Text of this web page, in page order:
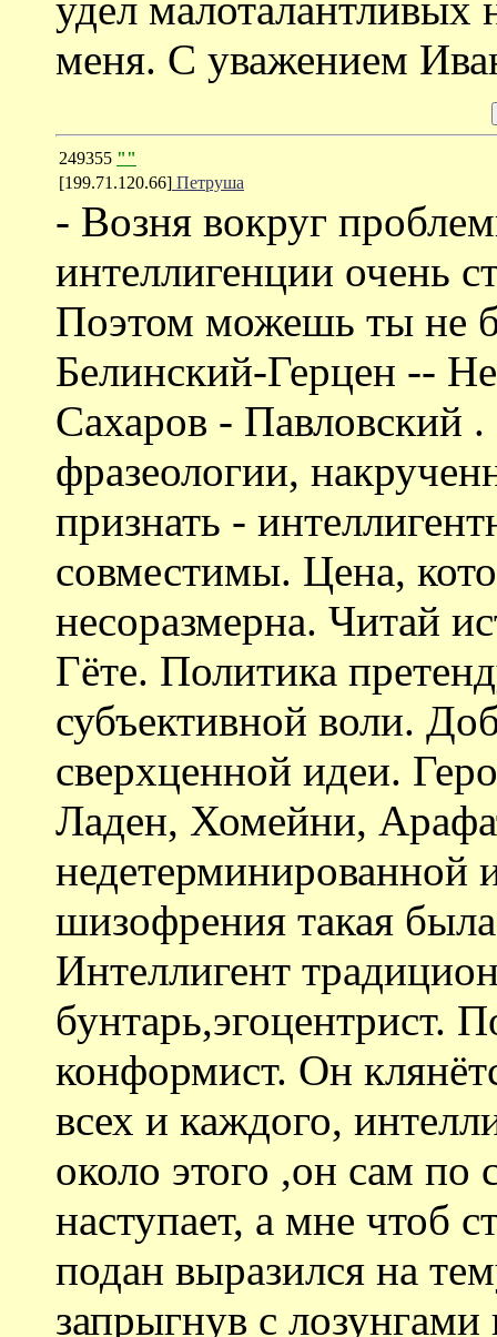
меня. С уважением
249355 ""
[199.71.120.66] Петруша
- Возня вокруг
интеллигенции очень
Поэтом можешь ты не
Белинский-Герцен --
Сахаров - Павловский .
фразеологии,
признать -
совместимы. Цена,
неcоразмерна. Читай
Гёте. Политика
субъективной воли.
сверхценной идеи.
Ладен, Хомейни,
недетерминированной
шизофрения такая
Интеллигент
бунтарь,эгоцентрист.
конформист. Он
всех и каждого,
около этого ,он сам по
наступает, а мне чтоб
подан выразился на
запрыгнув с